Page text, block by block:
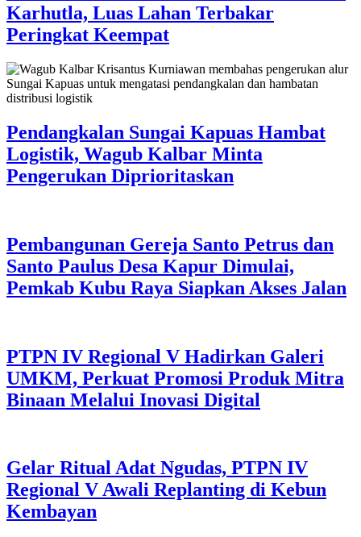
Karhutla, Luas Lahan Terbakar
Peringkat Keempat
Pendangkalan Sungai Kapuas Hambat
Logistik, Wagub Kalbar Minta
Pengerukan Diprioritaskan
Pembangunan Gereja Santo Petrus dan
Santo Paulus Desa Kapur Dimulai,
Pemkab Kubu Raya Siapkan Akses Jalan
PTPN IV Regional V Hadirkan Galeri
UMKM, Perkuat Promosi Produk Mitra
Binaan Melalui Inovasi Digital
Gelar Ritual Adat Ngudas, PTPN IV
Regional V Awali Replanting di Kebun
Kembayan